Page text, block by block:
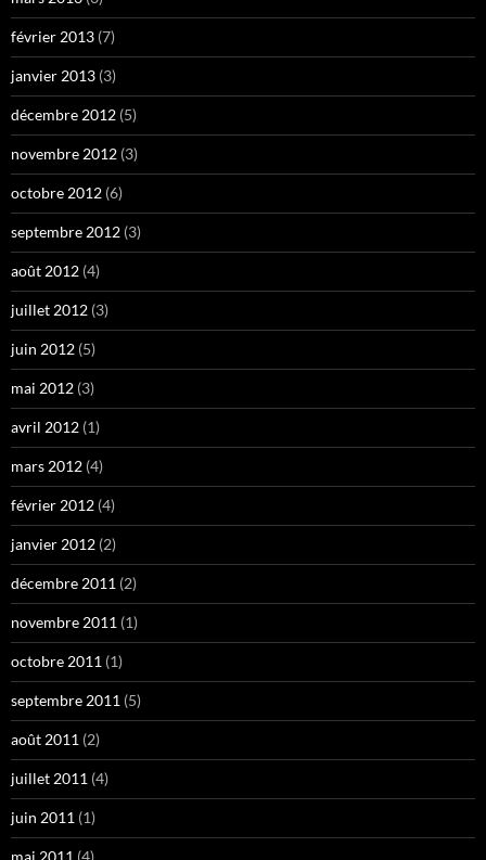
février 2013 (7)
janvier 2013 (3)
décembre 2012 (5)
novembre 2012 (3)
octobre 2012 (6)
septembre 2012 (3)
août 2012 (4)
juillet 2012 (3)
juin 2012 (5)
mai 2012 (3)
avril 2012 (1)
mars 2012 (4)
février 2012 (4)
janvier 2012 (2)
décembre 2011 (2)
novembre 2011 (1)
octobre 2011 (1)
septembre 2011 (5)
août 2011 (2)
juillet 2011 (4)
juin 2011 (1)
mai 2011 (4)